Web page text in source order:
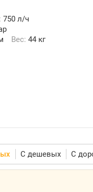
750 л/ч
Вес: 44 кг
С дешевых С